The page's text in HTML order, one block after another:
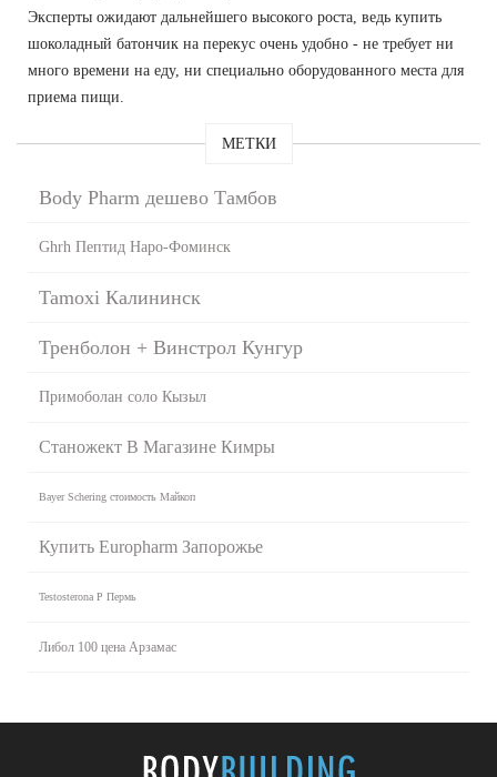
Эксперты ожидают дальнейшего высокого роста, ведь купить
шоколадный батончик на перекус очень удобно - не требует ни
много времени на еду, ни специально оборудованного места для
приема пищи.
МЕТКИ
Body Pharm дешево Тамбов
Ghrh Пептид Наро-Фоминск
Tamoxi Калининск
Тренболон + Винстрол Кунгур
Примоболан соло Кызыл
Станожект В Магазине Кимры
Bayer Schering стоимость Майкоп
Купить Europharm Запорожье
Testosterona P Пермь
Либол 100 цена Арзамас